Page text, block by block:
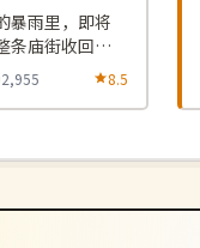
暴雨里，即将
条庙街收回七
8.5